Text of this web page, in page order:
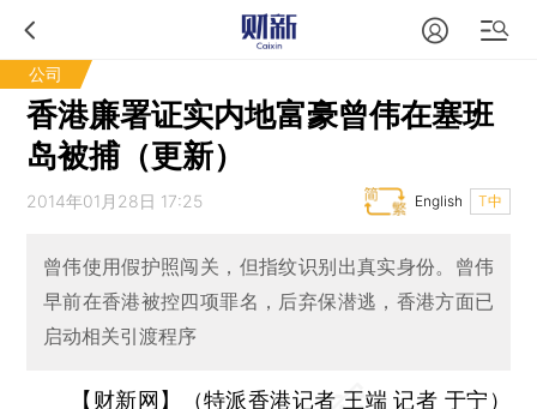
公司
香港廉署证实内地富豪曾伟在塞班
岛被捕（更新）
2014年01月28日 17:25 T中
English
曾伟使用假护照闯关，但指纹识别出真实身份。曾伟
早前在香港被控四项罪名，后弃保潜逃，香港方面已
启动相关引渡程序
【财新网】（特派香港记者 王端记者 于宁 ）